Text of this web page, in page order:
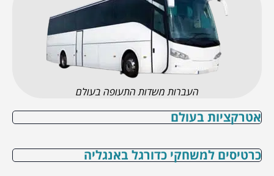
העברות משדות התעופה בעולם
אטרקציות בעולם
כרטיסים למשחקי כדורגל באנגליה